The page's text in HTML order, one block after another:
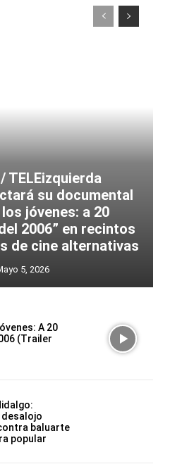
TELEizquierda
su documental
los jóvenes: a 20
2006” en recintos
de cine alternativas
5, 2026
A 20
(Trailer
baluarte
popular